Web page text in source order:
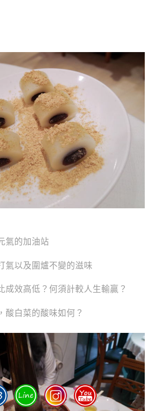
氣的加油站
氣以及圍爐不變的滋味
成效高低？何須計較人生輸贏？
酸白菜的酸味如何？